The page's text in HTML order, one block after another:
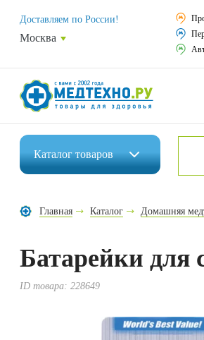
Доставляем по России!
Москва
Каталогтоваров
Средства по уходу за
Ортопедические изделия
Ортопедические матрасы и
Главная Каталог Домашняя
Батарейки для
ID товара:228649